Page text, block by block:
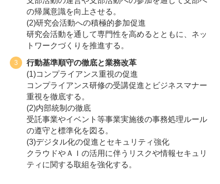
の帰属意識を向上させる。
(2)研究会活動への積極的参加促進
研究会活動を通して専門性を高めるとともに、ネッ
トワークづくりを推進する。
行動基準順守の徹底と業務改革
(1)コンプライアンス重視の促進
コンプライアンス研修の受講促進とビジネスマナー
重視を徹底する。
(2)内部統制の徹底
受託事業やイベント等事業実施後の事務処理ルール
の遵守と標準化を図る。
(3)デジタル化の促進とセキュリティ強化
クラウドやＡＩの活用に伴うリスクや情報セキュリ
ティに関する取組を強化する。